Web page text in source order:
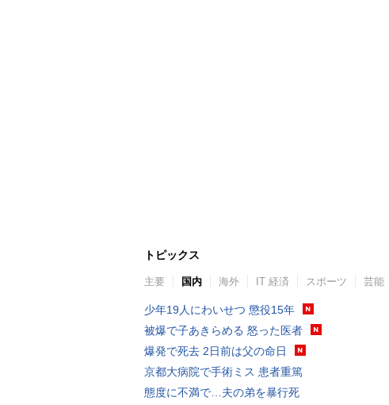
トピックス
主要 国内 海外 IT 経済 スポーツ 芸能
少年19人にわいせつ 懲役15年
被爆で子あきらめる 怒った医者
爆発で死去 2日前は父の命日
京都大病院で手術ミス 患者重篤
態度に不満で…夫の弟を暴行死